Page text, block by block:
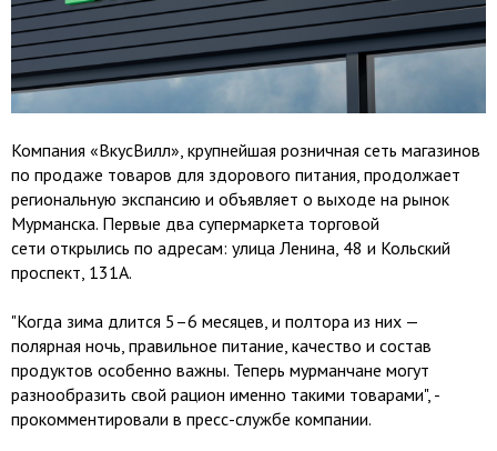
Компания «ВкусВилл», крупнейшая розничная сеть магазинов
по продаже товаров для здорового питания, продолжает
региональную экспансию и объявляет о выходе на рынок
Мурманска. Первые два супермаркета торговой
сети открылись по адресам: улица Ленина, 48 и Кольский
проспект, 131А.
"Когда зима длится 5–6 месяцев, и полтора из них —
полярная ночь, правильное питание, качество и состав
продуктов особенно важны. Теперь мурманчане могут
разнообразить свой рацион именно такими товарами", -
прокомментировали в пресс-службе компании.